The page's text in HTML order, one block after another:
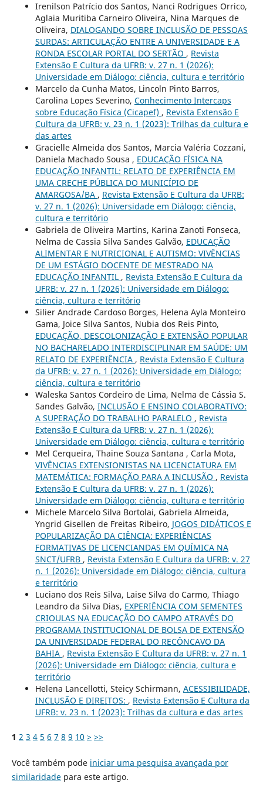
Irenilson Patrício dos Santos, Nanci Rodrigues Orrico,
Aglaia Muritiba Carneiro Oliveira, Nina Marques de
Oliveira, DIALOGANDO SOBRE INCLUSÃO DE PESSOAS
SURDAS: ARTICULAÇÃO ENTRE A UNIVERSIDADE E A
RONDA ESCOLAR PORTAL DO SERTÃO , Revista
Extensão E Cultura da UFRB: v. 27 n. 1 (2026):
Universidade em Diálogo: ciência, cultura e território
Marcelo da Cunha Matos, Lincoln Pinto Barros,
Carolina Lopes Severino, Conhecimento Intercaps
sobre Educação Física (Cicapef) , Revista Extensão E
Cultura da UFRB: v. 23 n. 1 (2023): Trilhas da cultura e
das artes
Gracielle Almeida dos Santos, Marcia Valéria Cozzani,
Daniela Machado Sousa , EDUCAÇÃO FÍSICA NA
EDUCAÇÃO INFANTIL: RELATO DE EXPERIÊNCIA EM
UMA CRECHE PÚBLICA DO MUNICÍPIO DE
AMARGOSA/BA , Revista Extensão E Cultura da UFRB:
v. 27 n. 1 (2026): Universidade em Diálogo: ciência,
cultura e território
Gabriela de Oliveira Martins, Karina Zanoti Fonseca,
Nelma de Cassia Silva Sandes Galvão, EDUCAÇÃO
ALIMENTAR E NUTRICIONAL E AUTISMO: VIVÊNCIAS
DE UM ESTÁGIO DOCENTE DE MESTRADO NA
EDUCAÇÃO INFANTIL , Revista Extensão E Cultura da
UFRB: v. 27 n. 1 (2026): Universidade em Diálogo:
ciência, cultura e território
Silier Andrade Cardoso Borges, Helena Ayla Monteiro
Gama, Joice Silva Santos, Nubia dos Reis Pinto,
EDUCAÇÃO, DESCOLONIZAÇÃO E EXTENSÃO POPULAR
NO BACHARELADO INTERDISCIPLINAR EM SAÚDE: UM
RELATO DE EXPERIÊNCIA , Revista Extensão E Cultura
da UFRB: v. 27 n. 1 (2026): Universidade em Diálogo:
ciência, cultura e território
Waleska Santos Cordeiro de Lima, Nelma de Cássia S.
Sandes Galvão, INCLUSÃO E ENSINO COLABORATIVO:
A SUPERAÇÃO DO TRABALHO PARALELO , Revista
Extensão E Cultura da UFRB: v. 27 n. 1 (2026):
Universidade em Diálogo: ciência, cultura e território
Mel Cerqueira, Thaine Souza Santana , Carla Mota,
VIVÊNCIAS EXTENSIONISTAS NA LICENCIATURA EM
MATEMÁTICA: FORMAÇÃO PARA A INCLUSÃO , Revista
Extensão E Cultura da UFRB: v. 27 n. 1 (2026):
Universidade em Diálogo: ciência, cultura e território
Michele Marcelo Silva Bortolai, Gabriela Almeida,
Yngrid Gisellen de Freitas Ribeiro, JOGOS DIDÁTICOS E
POPULARIZAÇÃO DA CIÊNCIA: EXPERIÊNCIAS
FORMATIVAS DE LICENCIANDAS EM QUÍMICA NA
SNCT/UFRB , Revista Extensão E Cultura da UFRB: v. 27
n. 1 (2026): Universidade em Diálogo: ciência, cultura
e território
Luciano dos Reis Silva, Laise Silva do Carmo, Thiago
Leandro da Silva Dias, EXPERIÊNCIA COM SEMENTES
CRIOULAS NA EDUCAÇÃO DO CAMPO ATRAVÉS DO
PROGRAMA INSTITUCIONAL DE BOLSA DE EXTENSÃO
DA UNIVERSIDADE FEDERAL DO RECÔNCAVO DA
BAHIA , Revista Extensão E Cultura da UFRB: v. 27 n. 1
(2026): Universidade em Diálogo: ciência, cultura e
território
Helena Lancellotti, Steicy Schirmann, ACESSIBILIDADE,
INCLUSÃO E DIREITOS: , Revista Extensão E Cultura da
UFRB: v. 23 n. 1 (2023): Trilhas da cultura e das artes
1 2 3 4 5 6 7 8 9 10 > >>
Você também pode iniciar uma pesquisa avançada por
similaridadepara este artigo.